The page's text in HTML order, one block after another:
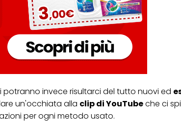
invece risultarci del tutto nuovi ed
un'occhiata alla clip di YouTubeche ci
per ogni metodo usato.